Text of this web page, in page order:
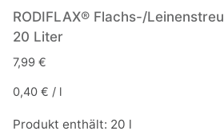
RODIFLAX® Flachs-/Leinenstreu
20 Liter
7,99 €
0,40 € / l
Produkt enthält: 20 l